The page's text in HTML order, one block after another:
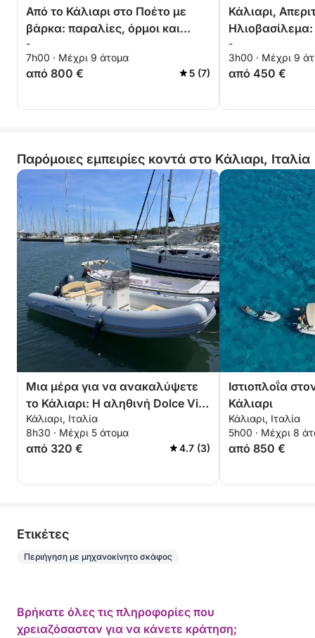
Από το Κάλιαρι στο Ποέτο με
βάρκα: παραλίες, όρμοι και
θαλάσσια διασκέδαση
-
7h00 · Μέχρι 9 άτομα
από 800 € 5 (7)
Κάλιαρι,
στο Λυκόφως
-
3h00 · Μέχρι 9
από 450 €
Παρόμοιες εμπειρίες κοντά στο Κάλιαρι, Ιταλία
Μια μέρα για να ανακαλύψετε
το Κάλιαρι: Η αληθινή Dolce Vita
σε ένα μηχανοκίνητο σκάφος
Κάλιαρι, Ιταλία
8h30 · Μέχρι 5 άτομα
από 320 € 4.7 (3)
Ιστιοπλοΐα
Κάλιαρι
Κάλιαρι, Ιταλία
5h00 · Μέχρι 8
από 850 €
Eτικέτες
Περιήγηση με μηχανοκίνητο σκάφος
Βρήκατε όλες τις πληροφορίες που
χρειαζόσασταν για να κάνετε κράτηση;